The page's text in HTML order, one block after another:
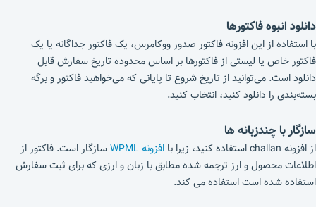
دانلود انبوه فاکتورها
با استفاده از این افزونه فاکتور صدور ووکامرس، یک فاکتور جداگانه یا یک
فاکتور خاص یا لیستی از فاکتورها بر اساس محدوده تاریخ سفارش قابل
دانلود است. می‌توانید از تاریخ شروع تا پایانی که می‌خواهید فاکتور و برگه
بسته‌بندی را دانلود کنید، انتخاب کنید.
سازگار با چندزبانه ها
از افزونه challan استفاده کنید، زیرا با افزونه WPML
سازگار است. فاکتور از
اطلاعات محصول و ارز ترجمه شده مطابق با زبان و ارزی که برای ثبت سفارش
استفاده شده است استفاده می کند.